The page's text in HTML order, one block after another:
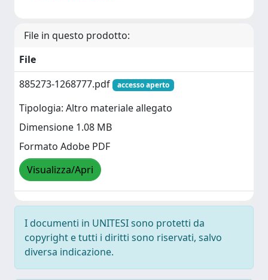
File in questo prodotto:
File
885273-1268777.pdf
accesso aperto
Tipologia: Altro materiale allegato
Dimensione 1.08 MB
Formato Adobe PDF
Visualizza/Apri
I documenti in UNITESI sono protetti da
copyright e tutti i diritti sono riservati, salvo
diversa indicazione.